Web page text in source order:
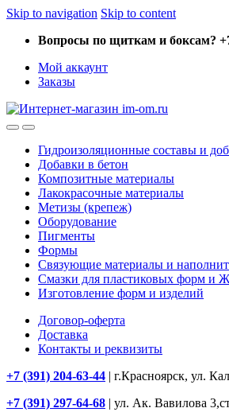
Skip to navigation Skip to content
Вопросы по щиткам и боксам?
Мой аккаунт
Заказы
Гидроизоляционные составы и
Добавки в бетон
Композитные материалы
Лакокрасочные материалы
Метизы (крепеж)
Оборудование
Пигменты
Формы
Связующие материалы и
Смазки для пластиковых форм и
Изготовление форм и изделий
Договор-оферта
Доставка
Контакты и реквизиты
+7 (391) 204-63-44 | г.Красноярск, ул.
+7 (391) 297-64-68 | ул. Ак. Вавилова